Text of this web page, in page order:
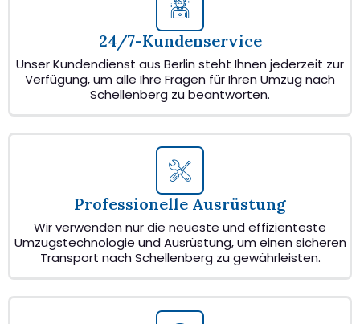
24/7-Kundenservice
Unser Kundendienst aus Berlin steht Ihnen jederzeit zur
Verfügung, um alle Ihre Fragen für Ihren Umzug nach
Schellenberg zu beantworten.
Professionelle Ausrüstung
Wir verwenden nur die neueste und effizienteste
Umzugstechnologie und Ausrüstung, um einen sicheren
Transport nach Schellenberg zu gewährleisten.